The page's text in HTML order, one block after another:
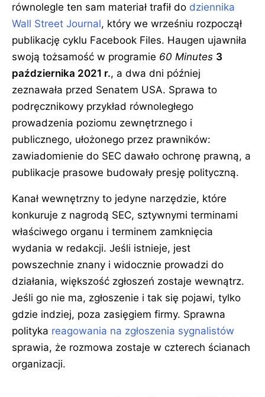
równolegle ten sam materiał trafił do dziennika
Wall Street Journal, który we wrześniu rozpoczął
publikację cyklu Facebook Files. Haugen ujawniła
swoją tożsamość w programie 60 Minutes 3
października 2021 r., a dwa dni później
zeznawała przed Senatem USA. Sprawa to
podręcznikowy przykład równoległego
prowadzenia poziomu zewnętrznego i
publicznego, ułożonego przez prawników:
zawiadomienie do SEC dawało ochronę prawną, a
publikacje prasowe budowały presję polityczną.
Kanał wewnętrzny to jedyne narzędzie, które
konkuruje z nagrodą SEC, sztywnymi terminami
właściwego organu i terminem zamknięcia
wydania w redakcji. Jeśli istnieje, jest
powszechnie znany i widocznie prowadzi do
działania, większość zgłoszeń zostaje wewnątrz.
Jeśli go nie ma, zgłoszenie i tak się pojawi, tylko
gdzie indziej, poza zasięgiem firmy. Sprawna
polityka reagowania na zgłoszenia sygnalistów
sprawia, że rozmowa zostaje w czterech ścianach
organizacji.